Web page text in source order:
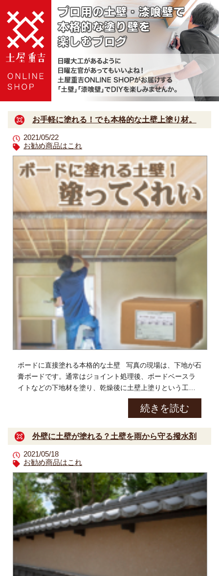
お手軽に塗れる！でも本格的な土壁上塗り材。
2021/05/22
お勧め商品はこれ
ボードに直接塗れる本格的な土壁 写真の現場は、下地が石
膏ボードです。通常はジョイント処理後、ボードベースラ
イトなどの下地材を塗り、乾燥後に土壁上塗りという工程
になるんですが・・・ この土壁は下地材の必要無し […]
続きを読む
外壁に土壁が塗れる？土壁を雨から守る撥水剤
2021/05/18
お勧め商品はこれ